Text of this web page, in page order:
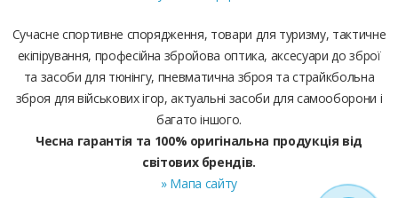
Сучасне спортивне спорядження, товари для туризму, тактичне
екіпірування, професійна збройова оптика, аксесуари до зброї
та засоби для тюнінгу, пневматична зброя та страйкбольна
зброя для військових ігор, актуальні засоби для самооборони і
багато іншого.
Чесна гарантія та 100% оригінальна продукція від
світових брендів.
» Мапа сайту